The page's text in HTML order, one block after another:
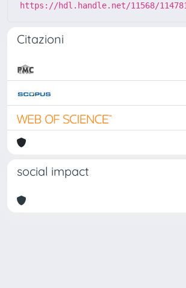
https://hdl.handle.net/11568/
Citazioni
social impact